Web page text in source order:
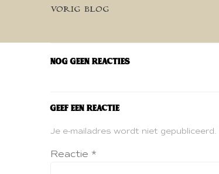
Bericht
navigatie
VORIG BLOG
Nog geen reacties
Geef een reactie
Je e-mailadres wordt niet gepubliceerd.
Reactie *